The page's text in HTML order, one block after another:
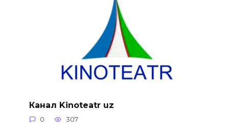
Канал Kinoteatr uz
0 307